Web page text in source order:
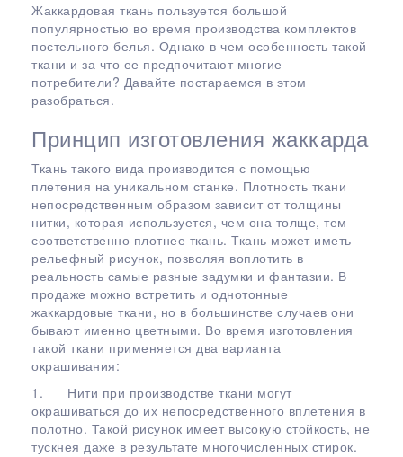
Жаккардовая ткань пользуется большой
популярностью во время производства комплектов
постельного белья. Однако в чем особенность такой
ткани и за что ее предпочитают многие
потребители? Давайте постараемся в этом
разобраться.
Принцип изготовления жаккарда
Ткань такого вида производится с помощью
плетения на уникальном станке. Плотность ткани
непосредственным образом зависит от толщины
нитки, которая используется, чем она толще, тем
соответственно плотнее ткань. Ткань может иметь
рельефный рисунок, позволяя воплотить в
реальность самые разные задумки и фантазии. В
продаже можно встретить и однотонные
жаккардовые ткани, но в большинстве случаев они
бывают именно цветными. Во время изготовления
такой ткани применяется два варианта
окрашивания:
1. Нити при производстве ткани могут
окрашиваться до их непосредственного вплетения в
полотно. Такой рисунок имеет высокую стойкость, не
тускнея даже в результате многочисленных стирок.